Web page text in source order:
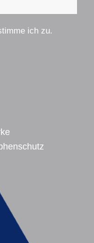
ich zu.